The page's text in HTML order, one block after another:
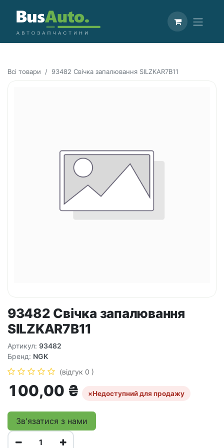
Всі товари 93482 Свічка запалювання SILZKAR7B11
93482 Свічка запалювання
SILZKAR7B11
Артикул: 93482
Бренд: NGK
(відгук 0 )
100,00 ₴ ×Недоступний для продажу
Зв'язатися з нами